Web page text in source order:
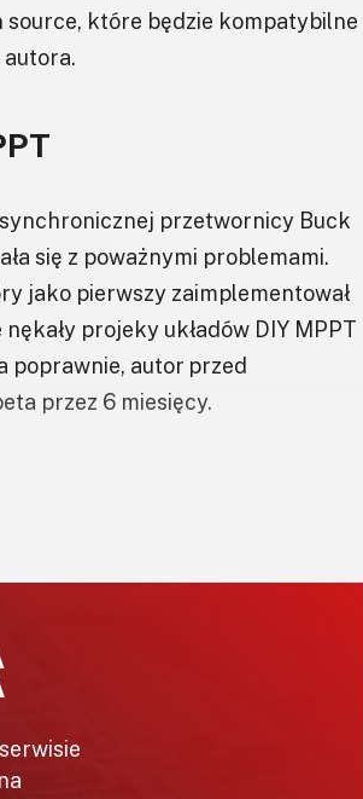
source, które będzie kompatybilne
synchronicznej przetwornicy Buck
się z poważnymi problemami.
jako pierwszy zaimplementował
projeky układów DIY MPPT
poprawnie, autor przed
przez 6 miesięcy.
(Li-Ion), akumulatory litowo-